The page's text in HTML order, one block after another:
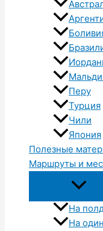
Перу
Турция
Чили
Япония
Полезные
Маршруты и
На
На